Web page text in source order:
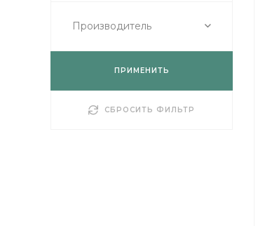
Производитель
ПРИМЕНИТЬ
СБРОСИТЬ ФИЛЬТР